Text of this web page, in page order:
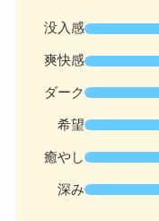
没入感
爽快感
ダーク
希望
癒やし
深み